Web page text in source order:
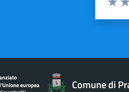
Comune di